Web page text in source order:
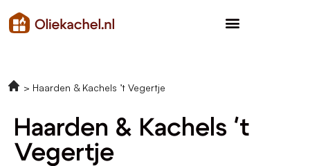
Haarden & Kachels ’t Vegertje
Haarden & Kachels 't
Vegertje